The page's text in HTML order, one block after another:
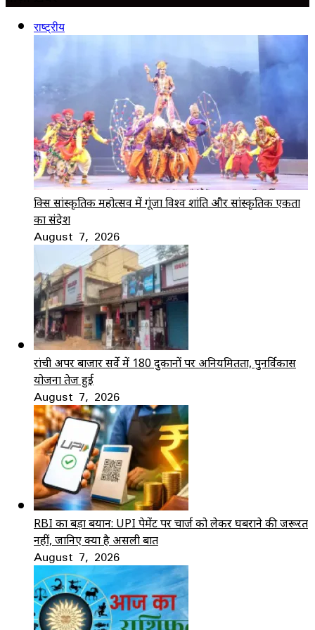
राष्ट्रीय
ब्रिक्स सांस्कृतिक महोत्सव में गूंजा विश्व शांति और सांस्कृतिक एकता
का संदेश
August 7, 2026
रांची अपर बाजार सर्वे में 180 दुकानों पर अनियमितता, पुनर्विकास
योजना तेज हुई
August 7, 2026
RBI का बड़ा बयान: UPI पेमेंट पर चार्ज को लेकर घबराने की जरूरत
नहीं, जानिए क्या है असली बात
August 7, 2026